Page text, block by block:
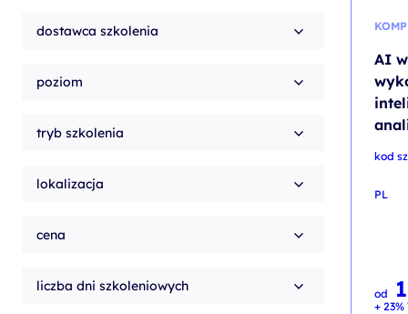
dostawca szkolenia
poziom
tryb szkolenia
lokalizacja
cena
liczba dni szkoleniowych
AI
kod
PL
od
+ 23%